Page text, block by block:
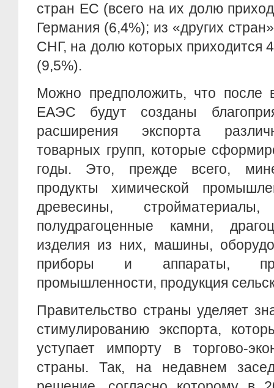
стран ЕС (всего на их долю
Германия (6,4%); из «других
СНГ, на долю которых приходится
(9,5%).
Можно предположить, что после
ЕАЭС будут созданы
расширения экспорта
товарных групп, которые
годы. Это, прежде всего,
продукты химической
древесины,
полудрагоценные камни,
изделия из них, машины,
приборы и аппараты,
промышленности, продукция
Правительство страны уделяет
стимулированию экспорта,
уступает импорту в торгово-
страны. Так, на недавнем